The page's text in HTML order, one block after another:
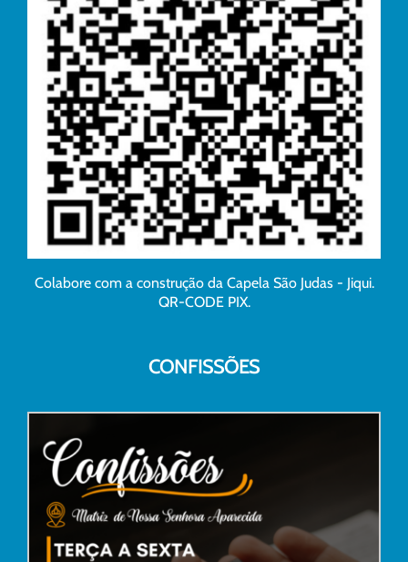
Colabore com a construção da Capela São Judas - Jiqui.
QR-CODE PIX.
CONFISSÕES